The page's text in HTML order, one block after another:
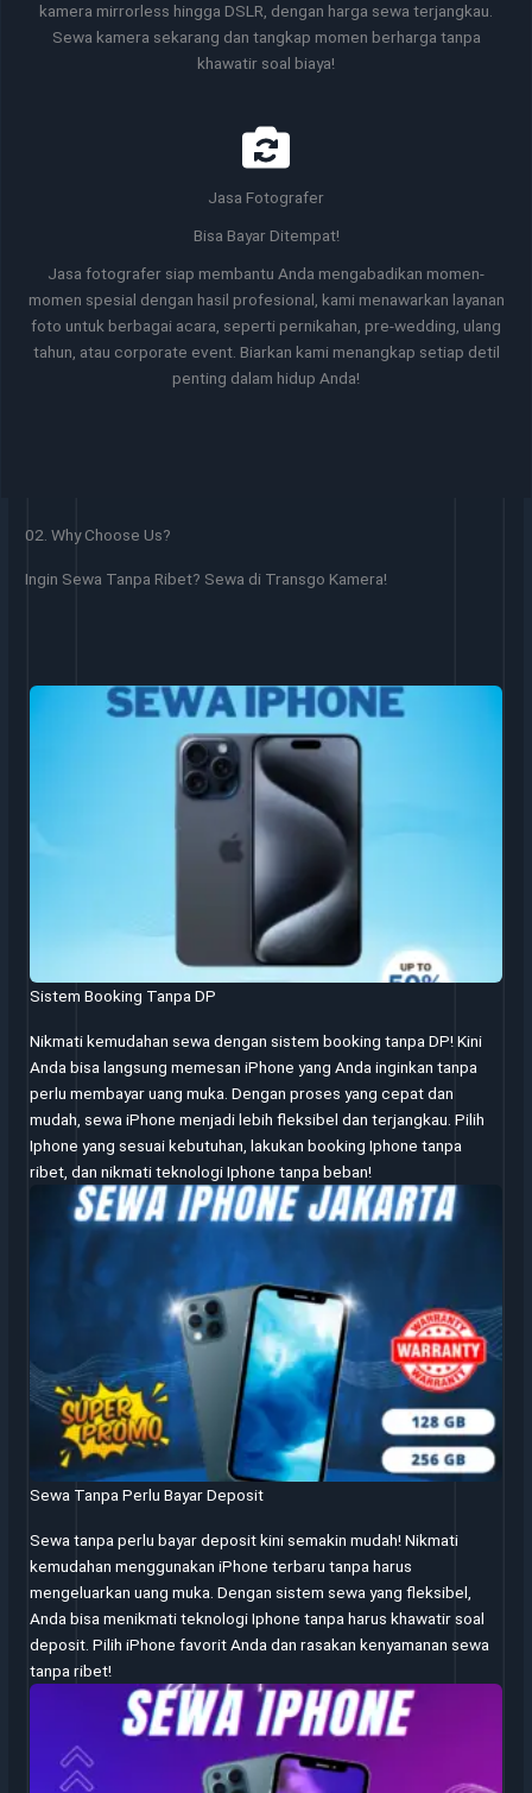
kamera mirrorless hingga DSLR, dengan harga sewa terjangkau.
Sewa kamera sekarang dan tangkap momen berharga tanpa
khawatir soal biaya!
Jasa Fotografer
Bisa Bayar Ditempat!
Jasa fotografer siap membantu Anda mengabadikan momen-
momen spesial dengan hasil profesional, kami menawarkan layanan
foto untuk berbagai acara, seperti pernikahan, pre-wedding, ulang
tahun, atau corporate event. Biarkan kami menangkap setiap detil
penting dalam hidup Anda!
02. Why Choose Us?
Ingin Sewa Tanpa Ribet? Sewa di Transgo Kamera!
Sistem Booking Tanpa DP
Nikmati kemudahan sewa dengan sistem booking tanpa DP! Kini
Anda bisa langsung memesan iPhone yang Anda inginkan tanpa
perlu membayar uang muka. Dengan proses yang cepat dan
mudah, sewa iPhone menjadi lebih fleksibel dan terjangkau. Pilih
Iphone yang sesuai kebutuhan, lakukan booking Iphone tanpa
ribet, dan nikmati teknologi Iphone tanpa beban!
Sewa Tanpa Perlu Bayar Deposit
Sewa tanpa perlu bayar deposit kini semakin mudah! Nikmati
kemudahan menggunakan iPhone terbaru tanpa harus
mengeluarkan uang muka. Dengan sistem sewa yang fleksibel,
Anda bisa menikmati teknologi Iphone tanpa harus khawatir soal
deposit. Pilih iPhone favorit Anda dan rasakan kenyamanan sewa
tanpa ribet!